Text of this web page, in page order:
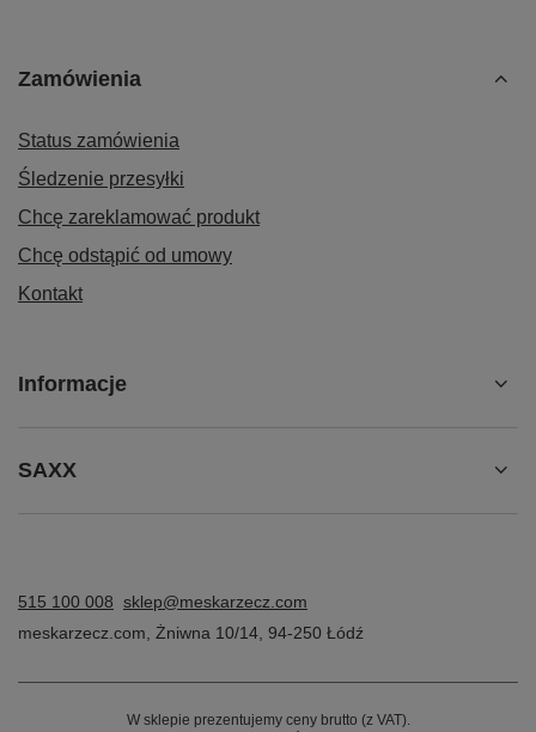
Zamówienia
Status zamówienia
Śledzenie przesyłki
Chcę zareklamować produkt
Chcę odstąpić od umowy
Kontakt
Informacje
SAXX
515 100 008 sklep@meskarzecz.com
meskarzecz.com
Żniwna 10/14 94-250 Łódź
W sklepie prezentujemy ceny brutto (z VAT).